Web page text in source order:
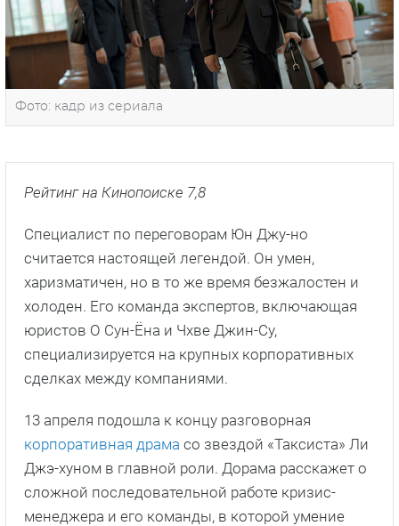
Фото: кадр из сериала
Рейтинг на Кинопоиске 7,8
Специалист по переговорам Юн Джу-но
считается настоящей легендой. Он умен,
харизматичен, но в то же время безжалостен и
холоден. Его команда экспертов, включающая
юристов О Сун-Ёна и Чхве Джин-Су,
специализируется на крупных корпоративных
сделках между компаниями.
13 апреля подошла к концу разговорная
корпоративная драма со звездой «Таксиста» Ли
Джэ-хуном в главной роли. Дорама расскажет о
сложной последовательной работе кризис-
менеджера и его команды, в которой умение